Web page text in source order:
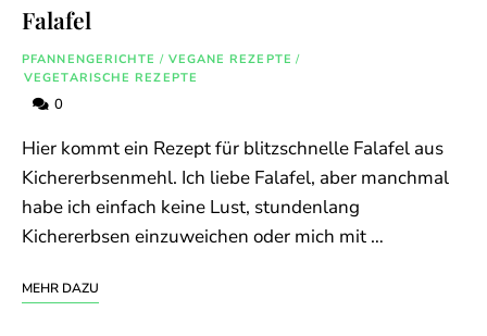
Falafel
PFANNENGERICHTE / VEGANE REZEPTE /
VEGETARISCHE REZEPTE
0
Hier kommt ein Rezept für blitzschnelle Falafel aus
Kichererbsenmehl. Ich liebe Falafel, aber manchmal
habe ich einfach keine Lust, stundenlang
Kichererbsen einzuweichen oder mich mit …
MEHR DAZU